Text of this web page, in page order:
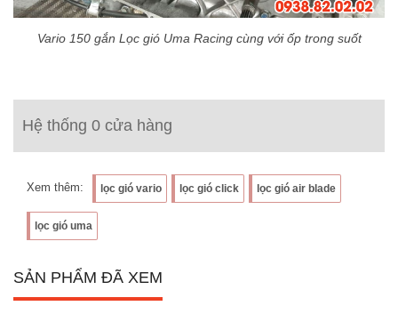
Vario 150 gắn Lọc gió Uma Racing cùng với ốp trong suốt
Hệ thống 0 cửa hàng
Xem thêm: lọc gió vario lọc gió click lọc gió air blade
lọc gió uma
SẢN PHẨM ĐÃ XEM